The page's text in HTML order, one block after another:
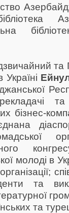
та
бізнес-
молоді в
та
та